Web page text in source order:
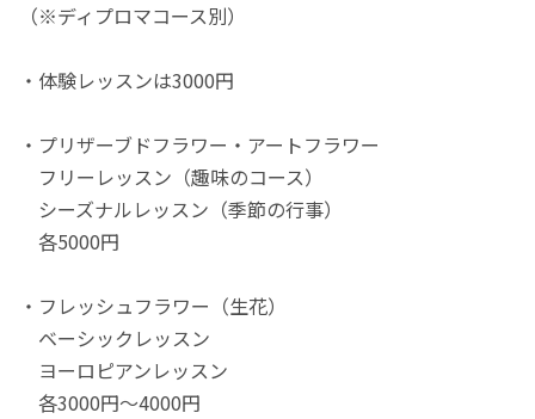
（※ディプロマコース別）
・体験レッスンは3000円
・プリザーブドフラワー・アートフラワー
フリーレッスン（趣味のコース）
シーズナルレッスン（季節の行事）
各5000円
・フレッシュフラワー（生花）
ベーシックレッスン
ヨーロピアンレッスン
各3000円～4000円